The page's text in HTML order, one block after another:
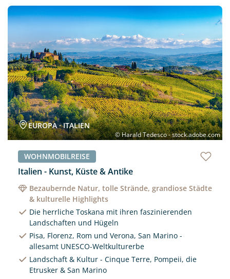
Neu
© Harald Tedesco - stock.adobe.com
EUROPA · ITALIEN
WOHNMOBILREISE
Italien - Kunst, Küste & Antike
Bezaubernde Natur, tolle Strände, grandiose Städte
& kulturelle Highlights
Die herrliche Toskana mit ihren faszinierenden
Landschaften und Hügeln
Pisa, Florenz, Rom und Verona, San Marino -
allesamt UNESCO-Weltkulturerbe
Landschaft & Kultur - Cinque Terre, Pompeii, die
Etrusker & San Marino